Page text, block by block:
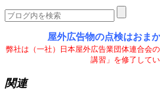
屋外広告物の点検はおま
弊社は（一社）日本屋外広告業団体連合会
講習」を修了して
関連